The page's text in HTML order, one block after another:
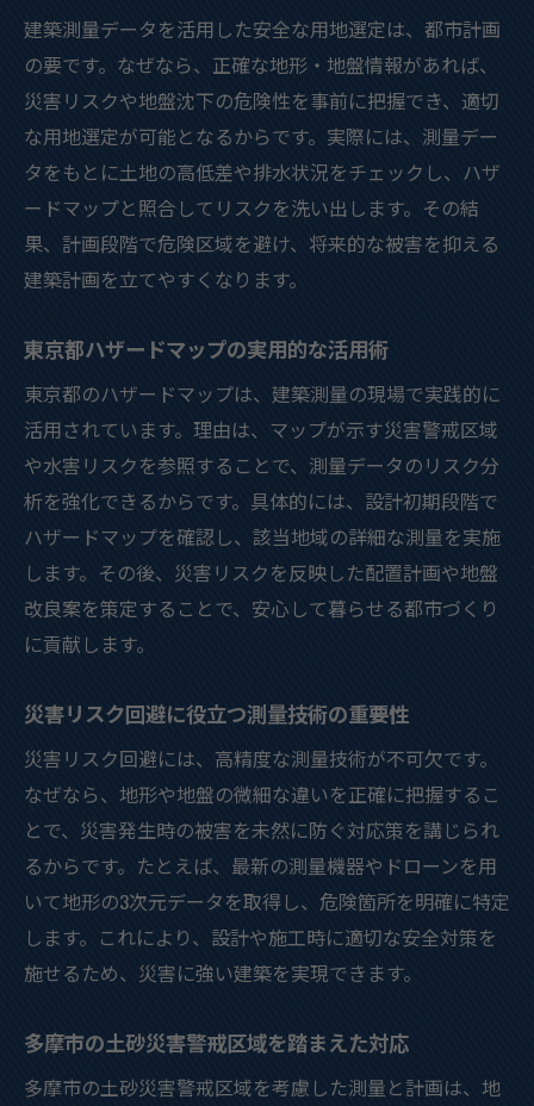
建築測量データを活用した安全な用地選定は、都市計画
の要です。なぜなら、正確な地形・地盤情報があれば、
災害リスクや地盤沈下の危険性を事前に把握でき、適切
な用地選定が可能となるからです。実際には、測量デー
タをもとに土地の高低差や排水状況をチェックし、ハザ
ードマップと照合してリスクを洗い出します。その結
果、計画段階で危険区域を避け、将来的な被害を抑える
建築計画を立てやすくなります。
東京都ハザードマップの実用的な活用術
東京都のハザードマップは、建築測量の現場で実践的に
活用されています。理由は、マップが示す災害警戒区域
や水害リスクを参照することで、測量データのリスク分
析を強化できるからです。具体的には、設計初期段階で
ハザードマップを確認し、該当地域の詳細な測量を実施
します。その後、災害リスクを反映した配置計画や地盤
改良案を策定することで、安心して暮らせる都市づくり
に貢献します。
災害リスク回避に役立つ測量技術の重要性
災害リスク回避には、高精度な測量技術が不可欠です。
なぜなら、地形や地盤の微細な違いを正確に把握するこ
とで、災害発生時の被害を未然に防ぐ対応策を講じられ
るからです。たとえば、最新の測量機器やドローンを用
いて地形の3次元データを取得し、危険箇所を明確に特定
します。これにより、設計や施工時に適切な安全対策を
施せるため、災害に強い建築を実現できます。
多摩市の土砂災害警戒区域を踏まえた対応
多摩市の土砂災害警戒区域を考慮した測量と計画は、地